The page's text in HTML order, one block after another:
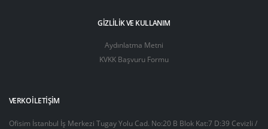
GIZLILIK VE KULLANIM
Aydınlatma Metni
KVKK Başvuru Formu
VERKO İLETIŞIM
Ofisim İstanbul İş Merkezi Tugay Yolu Cad. No:20 B Blok Kat:7 D:39 Cevizli /